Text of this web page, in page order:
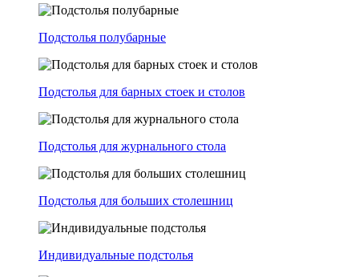
Подстолья полубарные
Подстолья для барных стоек и столов
Подстолья для журнального стола
Подстолья для больших столешниц
Индивидуальные подстолья